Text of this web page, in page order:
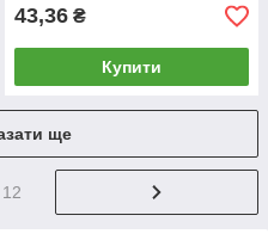
43,36 ₴
Купити
ще